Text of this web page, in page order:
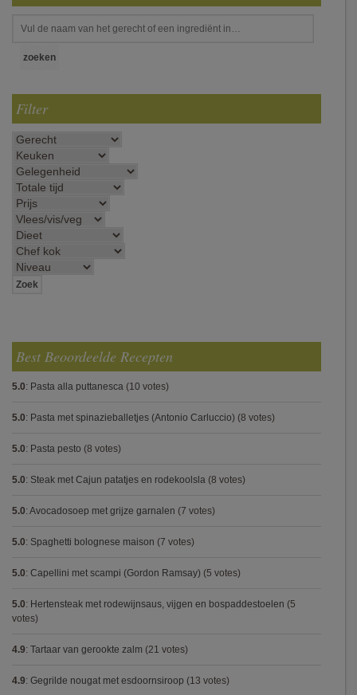
Filter
Best Beoordeelde Recepten
5.0: Pasta alla puttanesca (10 votes)
5.0: Pasta met spinazieballetjes (Antonio Carluccio) (8 votes)
5.0: Pasta pesto (8 votes)
5.0: Steak met Cajun patatjes en rodekoolsla (8 votes)
5.0: Avocadosoep met grijze garnalen (7 votes)
5.0: Spaghetti bolognese maison (7 votes)
5.0: Capellini met scampi (Gordon Ramsay) (5 votes)
5.0: Hertensteak met rodewijnsaus, vijgen en bospaddestoelen (5
votes)
4.9: Tartaar van gerookte zalm (21 votes)
4.9: Gegrilde nougat met esdoornsiroop (13 votes)